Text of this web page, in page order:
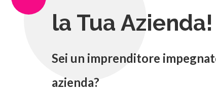
la Tua Azienda!
Sei un imprenditore
azienda?